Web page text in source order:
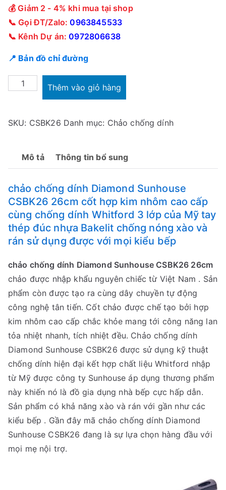
💰 Giảm 2 - 4% khi mua tại shop
📞 Gọi ĐT/Zalo:0963845533
📞 Kênh Dự án:0972806638
📍 Bản đồ chỉ đường
Chảo
Diamond
CSBK26
26cm
lượng
Thêm vào giỏ hàng
SKU: CSBK26 Danh mục: Chảo chống dính
Mô tả Thông tin bổ sung
chảo chống dính Diamond Sunhouse
CSBK26 26cm cốt hợp kim nhôm cao cấp
cùng chống dính Whitford 3 lớp của Mỹ tay
thép đúc nhựa Bakelit chống nóng xào và
rán sử dụng được với mọi kiểu bếp
chảo chống dính Diamond Sunhouse CSBK26 26cm
chảo được nhập khẩu nguyên chiếc từ Việt Nam . Sản
phẩm còn được tạo ra cùng dây chuyền tự động
công nghệ tân tiến. Cốt chảo được chế tạo bởi hợp
kim nhôm cao cấp chắc khỏe mang tới công năng lan
tỏa nhiệt nhanh, tích nhiệt đều. Chảo chống dính
Diamond Sunhouse CSBK26 được sử dụng kỹ thuật
chống dính hiện đại kết hợp chất liệu Whitford nhập
từ Mỹ được công ty Sunhouse áp dụng thương phẩm
này khiến nó là đồ gia dụng nhà bếp cực hấp dẫn.
Sản phẩm có khả năng xào và rán với gần như các
kiểu bếp . Gần đây mã chảo chống dính Diamond
Sunhouse CSBK26 đang là sự lựa chọn hàng đầu với
mọi mẹ nội trợ.